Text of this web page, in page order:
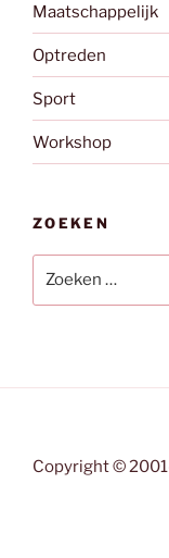
Maatschappelijk
Optreden
Sport
Workshop
ZOEKEN
naar:
Copyright ©